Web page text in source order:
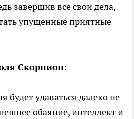
завершив все свои дела,
упущенные приятные
Скорпион:
будет удаваться далеко не
обаяние, интеллект и